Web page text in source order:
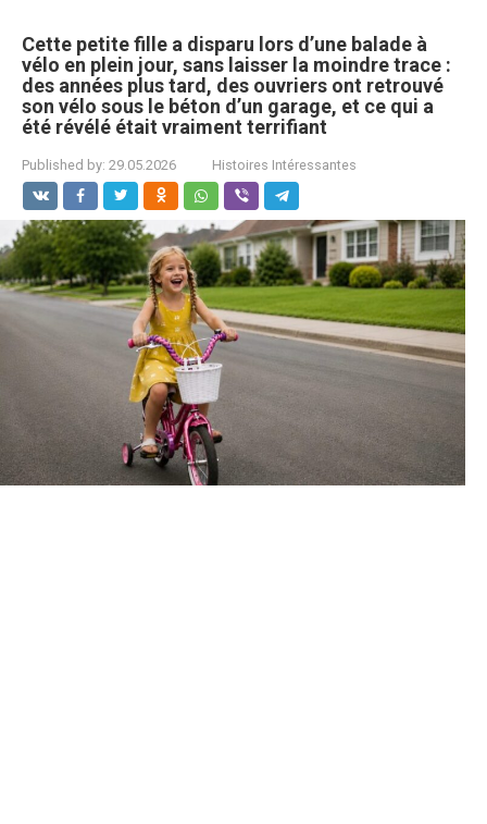
Cette petite fille a disparu lors d’une balade à
vélo en plein jour, sans laisser la moindre trace :
des années plus tard, des ouvriers ont retrouvé
son vélo sous le béton d’un garage, et ce qui a
été révélé était vraiment terrifiant
Published by: 29.05.2026 Histoires Intéressantes